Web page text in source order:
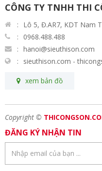
CÔNG TY TNHH THI
Lô 5, Đ.AR7, KDT Nam
0968.488.488
hanoi@sieuthison.com
sieuthison.com -
xem bản đồ
Copyright ©
ĐĂNG KÝ NHẬN TIN